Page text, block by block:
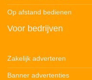
Op afstand bedienen
Voor bedrijven
Zakelijk adverteren
Banner advertenties